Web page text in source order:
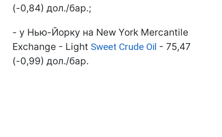
(-0,84) дол./бар.;
- у Нью-Йорку на New York Mercantile
Exchange - Light Sweet Crude Oil - 75,47
(-0,99) дол./бар.